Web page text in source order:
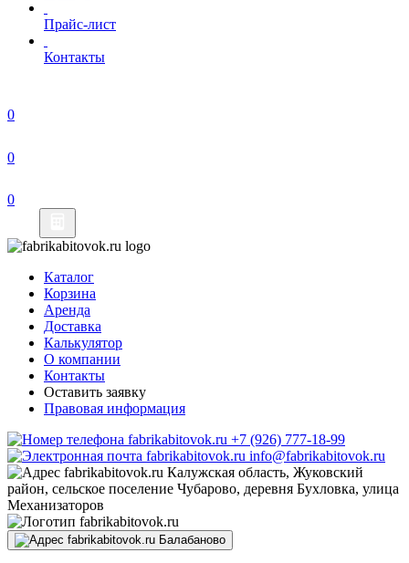
Прайс-лист
Контакты
Каталог
Корзина
Аренда
Доставка
Калькулятор
О компании
Контакты
Оставить заявку
Правовая информация
+7 (926) 777-18-99
info@fabrikabitovok.ru
Калужская область, Жуковский
район, сельское поселение Чубарово, деревня Бухловка, улица
Механизаторов
Балабаново